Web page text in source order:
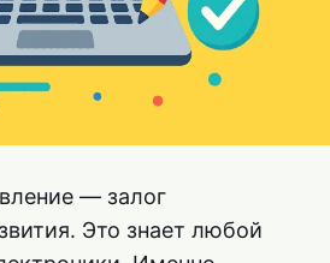
— залог
Это знает любой